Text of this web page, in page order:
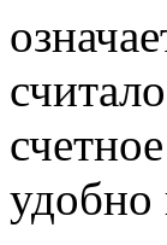
удобно